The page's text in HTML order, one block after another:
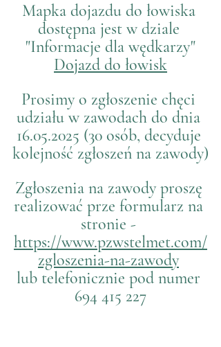
Mapka dojazdu do łowiska
dostępna jest w dziale
"Informacje dla wędkarzy"
Dojazd do łowisk
Prosimy o zgłoszenie chęci
udziału w zawodach do dnia
16.05.2025 (30 osób, decyduje
kolejność zgłoszeń na zawody)
Zgłoszenia na zawody proszę
realizować prze formularz na
stronie -
https://www.pzwstelmet.com/
zgloszenia-na-zawody
lub telefonicznie pod numer
694 415 227